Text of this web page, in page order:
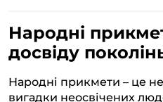
Народні
досвіду
Народні прикмети – це
вигадки неосвічених